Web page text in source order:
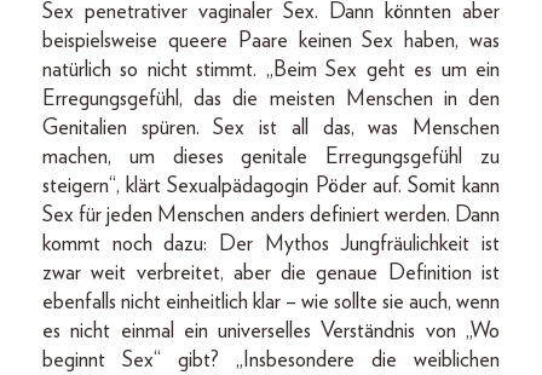
Sex penetrativer vaginaler Sex. Dann könnten aber
beispielsweise queere Paare keinen Sex haben, was
natürlich so nicht stimmt. „Beim Sex geht es um ein
Erregungsgefühl, das die meisten Menschen in den
Genitalien spüren. Sex ist all das, was Menschen
machen, um dieses genitale Erregungsgefühl zu
steigern“, klärt Sexualpädagogin Pöder auf. Somit kann
Sex für jeden Menschen anders definiert werden. Dann
kommt noch dazu: Der Mythos Jungfräulichkeit ist
zwar weit verbreitet, aber die genaue Definition ist
ebenfalls nicht einheitlich klar – wie sollte sie auch, wenn
es nicht einmal ein universelles Verständnis von „Wo
beginnt Sex“ gibt? „Insbesondere die weiblichen